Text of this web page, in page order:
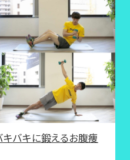
キバキに鍛えるお腹痩